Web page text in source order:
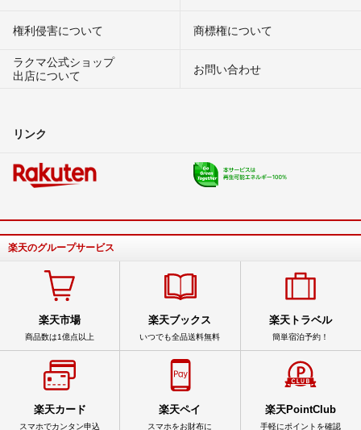
権利侵害について
商標権について
ラクマ公式ショップ
出店について
お問い合わせ
リンク
楽天のグループサービス
楽天市場
商品数は1億点以上
楽天ブックス
いつでも全品送料無料
楽天トラベル
簡単宿泊予約！
楽天カード
スマホでカンタン申込
楽天ペイ
スマホをお財布に
楽天PointClub
手軽にポイントを確認